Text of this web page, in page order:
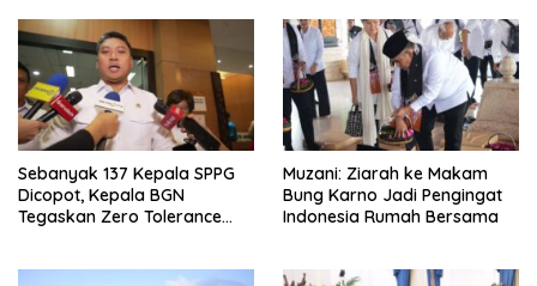
Sebanyak 137 Kepala SPPG
Dicopot, Kepala BGN
Tegaskan Zero Tolerance
Muzani: Ziarah ke Makam
Bung Karno Jadi Pengingat
Indonesia Rumah Bersama